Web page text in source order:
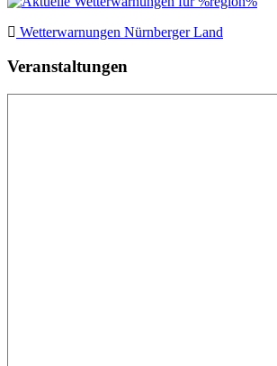
Wetterwarnungen Nürnberger Land
Veranstaltungen